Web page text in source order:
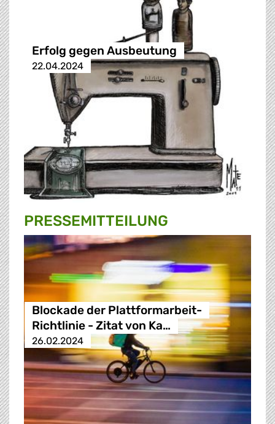
Erfolg gegen Ausbeutung
22.04.2024
PRESSE­MITTEILUNG
Blockade der Plattformarbeit-
Richtlinie - Zitat von Ka…
26.02.2024